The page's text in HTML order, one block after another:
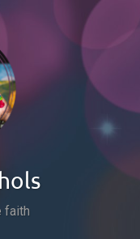
faith